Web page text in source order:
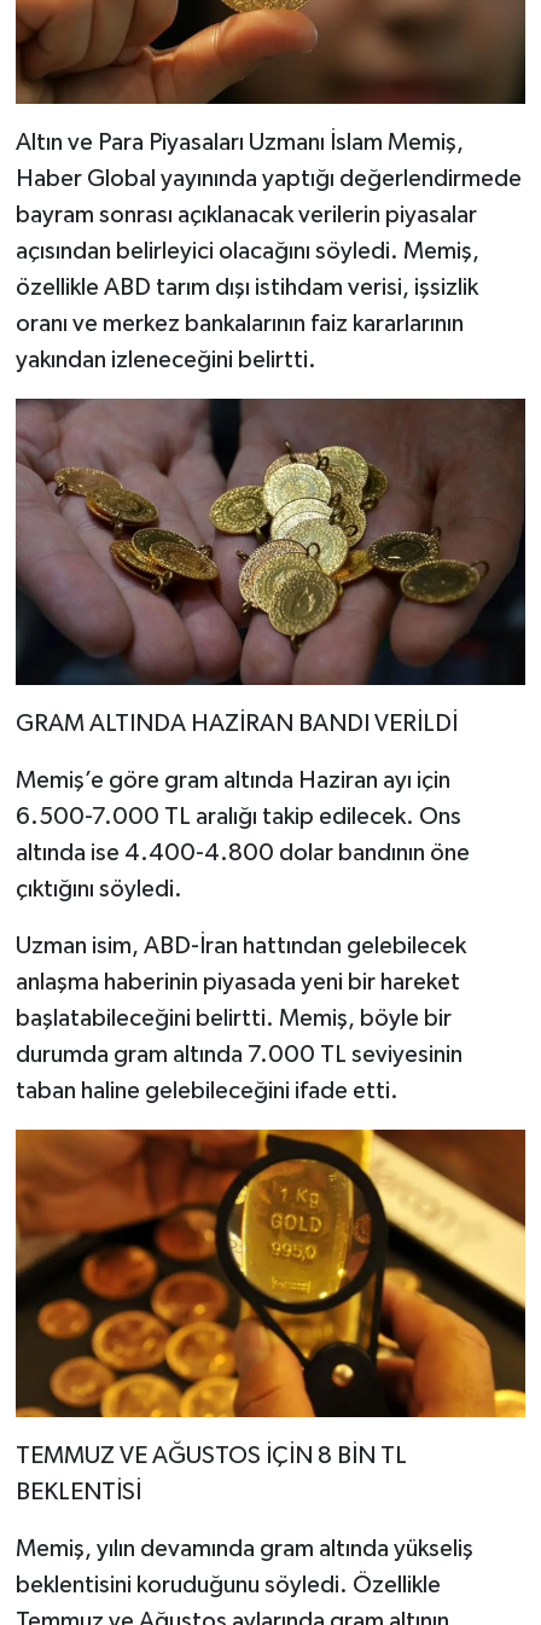
Altın ve Para Piyasaları Uzmanı İslam Memiş,
Haber Global yayınında yaptığı değerlendirmede
bayram sonrası açıklanacak verilerin piyasalar
açısından belirleyici olacağını söyledi. Memiş,
özellikle ABD tarım dışı istihdam verisi, işsizlik
oranı ve merkez bankalarının faiz kararlarının
yakından izleneceğini belirtti.
GRAM ALTINDA HAZİRAN BANDI VERİLDİ
Memiş’e göre gram altında Haziran ayı için
6.500-7.000 TL aralığı takip edilecek. Ons
altında ise 4.400-4.800 dolar bandının öne
çıktığını söyledi.
Uzman isim, ABD-İran hattından gelebilecek
anlaşma haberinin piyasada yeni bir hareket
başlatabileceğini belirtti. Memiş, böyle bir
durumda gram altında 7.000 TL seviyesinin
taban haline gelebileceğini ifade etti.
TEMMUZ VE AĞUSTOS İÇİN 8 BİN TL
BEKLENTİSİ
Memiş, yılın devamında gram altında yükseliş
beklentisini koruduğunu söyledi. Özellikle